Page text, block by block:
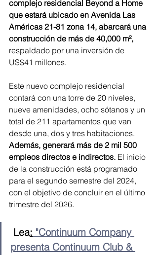
complejo residencial Beyond a Home
que estará ubicado en Avenida Las
Américas 21-81 zona 14, abarcará una
construcción de más de 40,000 m²,
respaldado por una inversión de
US$41 millones.
Este nuevo complejo residencial
contará con una torre de 20 niveles,
nueve amenidades, ocho sótanos y un
total de 211 apartamentos que van
desde una, dos y tres habitaciones.
Además, generará más de 2 mil 500
empleos directos e indirectos. El inicio
de la construcción está programado
para el segundo semestre del 2024,
con el objetivo de concluir en el último
trimestre del 2026.
Lea: "Continuum Company
presenta Continuum Club &